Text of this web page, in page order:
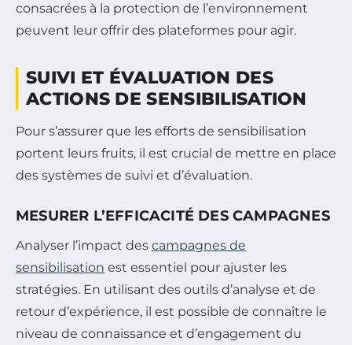
consacrées à la protection de l’environnement
peuvent leur offrir des plateformes pour agir.
SUIVI ET ÉVALUATION DES
ACTIONS DE SENSIBILISATION
Pour s’assurer que les efforts de sensibilisation
portent leurs fruits, il est crucial de mettre en place
des systèmes de suivi et d’évaluation.
MESURER L’EFFICACITÉ DES CAMPAGNES
Analyser l’impact des campagnes de
sensibilisation est essentiel pour ajuster les
stratégies. En utilisant des outils d’analyse et de
retour d’expérience, il est possible de connaître le
niveau de connaissance et d’engagement du